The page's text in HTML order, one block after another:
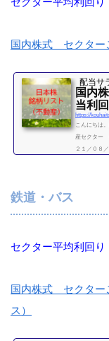
国内株式 セクター
配当サ
国内
当利
https://
こんにちは
産セクター
２１／０８
続きを読む
鉄道・バス
セクター平均利回り
国内株式 セクター
ス）